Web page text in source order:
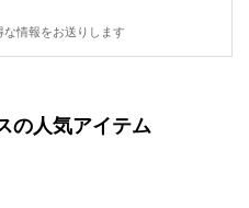
情報をお送りします
の人気アイテム